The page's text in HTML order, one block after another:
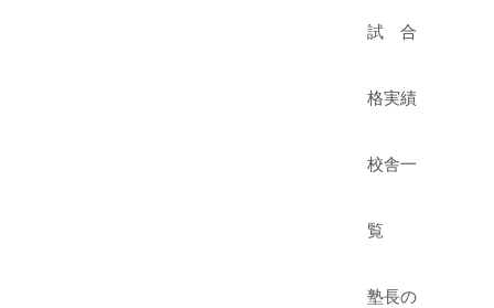
試 合
格実績
校舎一
覧
塾長の